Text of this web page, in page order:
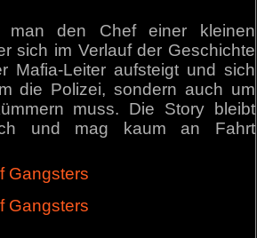
man den Chef einer kleinen
sich im Verlauf der Geschichte
Mafia-Leiter aufsteigt und sich
die Polizei, sondern auch um
muss. Die Story bleibt
und mag kaum an Fahrt